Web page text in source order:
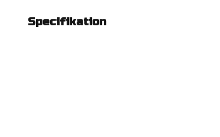
Specifikation